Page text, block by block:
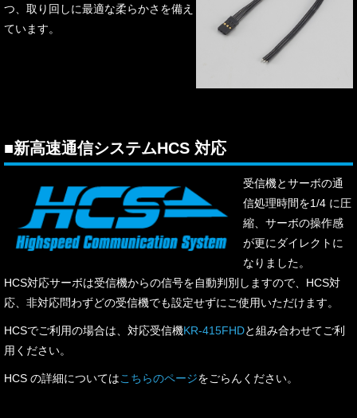
つ、取り回しに最適な柔らかさを備え
ています。
■新高速通信システムHCS 対応
受信機とサーボの通
信処理時間を1/4 に圧
縮、サーボの操作感
が更にダイレクトに
なりました。
HCS対応サーボは受信機からの信号を自動判別しますので、HCS対
応、非対応問わずどの受信機でも設定せずにご使用いただけます。
HCSでご利用の場合は、対応受信機KR-415FHDと組み合わせてご利
用ください。
HCS の詳細についてはこちらのページをごらんください。